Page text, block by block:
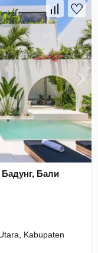
Бадунг, Бали
Kabupaten